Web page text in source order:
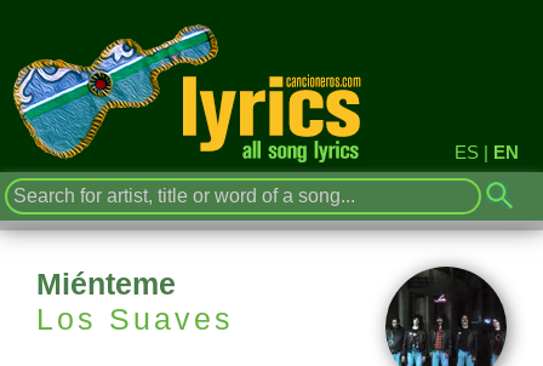
ES | EN
Miénteme
Los Suaves